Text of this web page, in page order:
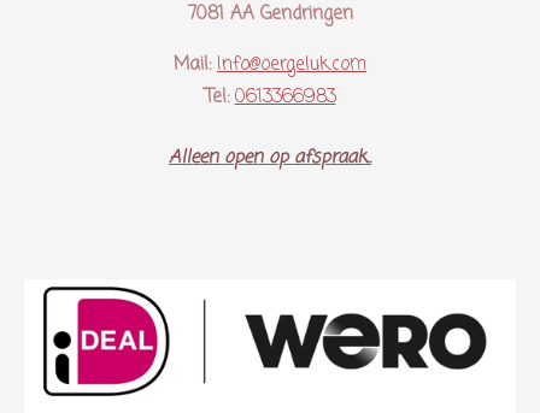
7081 AA Gendringen
Mail: Info@oergeluk.com
Tel: 0613366983
Alleen open op afspraak..